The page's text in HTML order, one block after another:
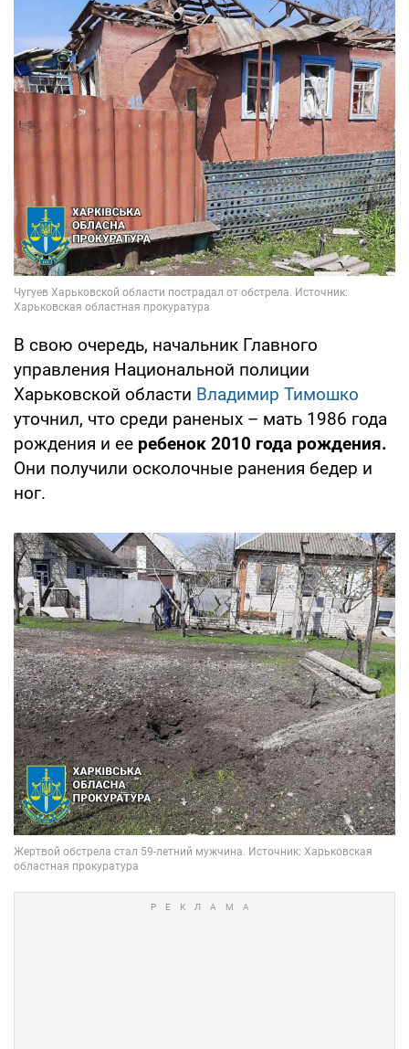
В свою очередь, начальник Главного
управления Национальной полиции
Харьковской области Владимир Тимошко
уточнил, что среди раненых – мать 1986 года
рождения и ее ребенок 2010 года рождения.
Они получили осколочные ранения бедер и
ног.